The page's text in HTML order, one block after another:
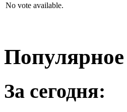
No vote available.
За сегодня: